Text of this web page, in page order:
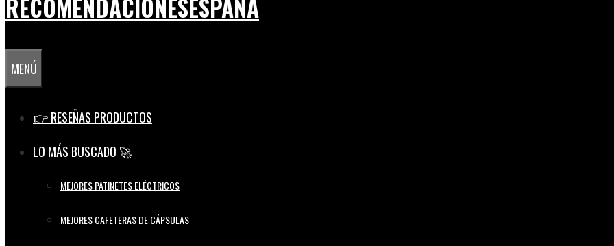
RECOMENDACIONESESPAÑA
MENÚ
👉 RESEÑAS PRODUCTOS
LO MÁS BUSCADO 🚀
MEJORES PATINETES ELÉCTRICOS
MEJORES CAFETERAS DE CÁPSULAS